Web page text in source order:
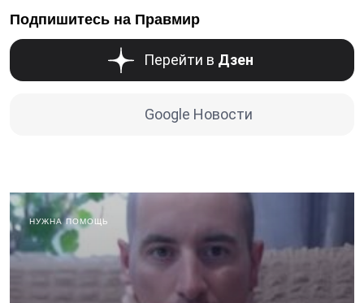
Подпишитесь на Правмир
Перейти в Дзен
Google Новости
НУЖНА ПОМОЩЬ